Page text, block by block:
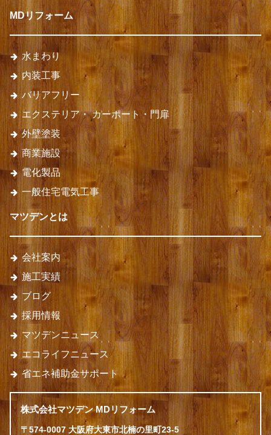
MDリフォーム
水まわり
内装工事
バリアフリー
エクステリア・カーポート・門扉
外壁塗装
商業施設
電化製品
一般住宅電気工事
マツデンとは
会社案内
施工実績
ブログ
採用情報
マツデンニュース
エコライフニュース
省エネ補助金サポート
株式会社マツデン MDリフォーム
〒574-0007 大阪府大東市北楠の里町23-5